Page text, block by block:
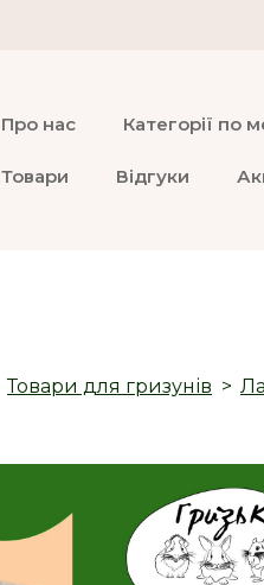
Про нас Категорії по
Товари Відгуки
Товари для гризунів